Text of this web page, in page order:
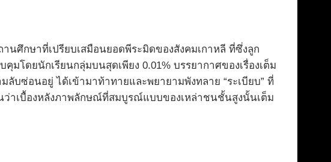
นศึกษาที่เปรียบเสมือนยอดพีระมิดของสังคมเกาหลี ที่ซึ่งลูก
โดยนักเรียนกลุ่มบนสุดเพียง 0.01% บรรยากาศของเรื่องเต็ม
บซ่อนอยู่ ได้เข้ามาท้าทายและพยายามพังทลาย “ระเบียบ” ที่
ว่าเบื้องหลังภาพลักษณ์ที่สมบูรณ์แบบของเหล่าชนชั้นสูงนั้นเต็ม